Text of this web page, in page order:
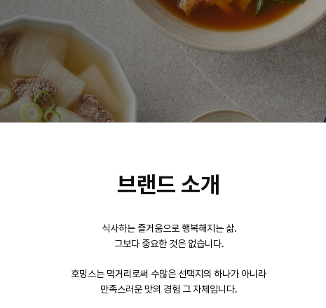
브랜드 소개
식사하는 즐거움으로 행복해지는 삶.
그보다 중요한 것은 없습니다.
호밍스는 먹거리로써 수많은 선택지의 하나가 아니라
만족스러운 맛의 경험 그 자체입니다.